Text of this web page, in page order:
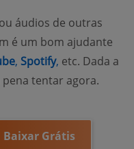
áudios de outras
é um bom ajudante
, (opens new window)
Spotify, (opens new
etc. Dada a
tentar agora.
Baixar Grátis